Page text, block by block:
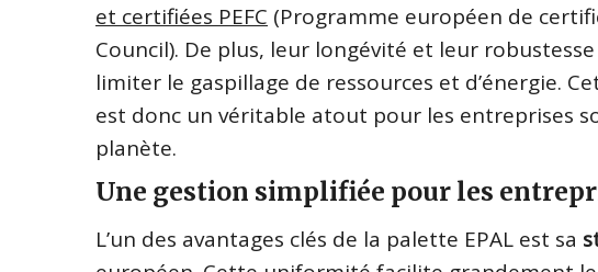
et certifiées PEFC (Programme européen de
Council). De plus, leur longévité et leur
limiter le gaspillage de ressources et d’énergie.
est donc un véritable atout pour les entreprises
planète.
Une gestion simplifiée pour les
L’un des avantages clés de la palette EPAL est sa